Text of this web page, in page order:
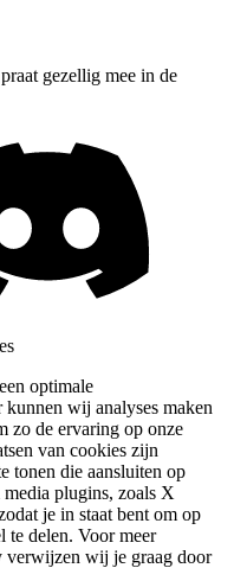
gezellig mee in de
optimale
wij analyses maken
zo de ervaring op onze
van cookies zijn
tonen die aansluiten op
plugins, zoals X
je in staat bent om op
te delen. Voor meer
verwijzen wij je graag door